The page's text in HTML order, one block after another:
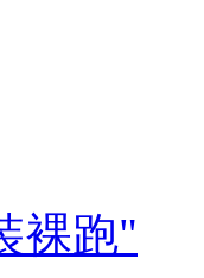
裸跑"